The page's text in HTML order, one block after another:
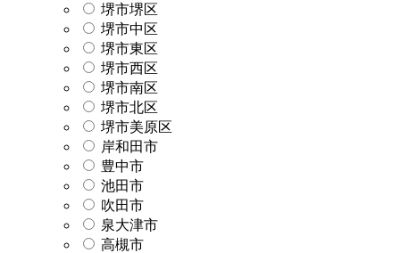
堺市堺区
堺市中区
堺市東区
堺市西区
堺市南区
堺市北区
堺市美原区
岸和田市
豊中市
池田市
吹田市
泉大津市
高槻市